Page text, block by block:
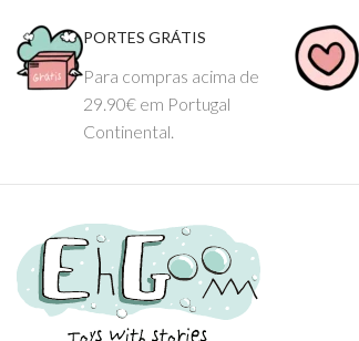
PORTES GRÁTIS
Para compras acima de
29.90€ em Portugal
Continental.